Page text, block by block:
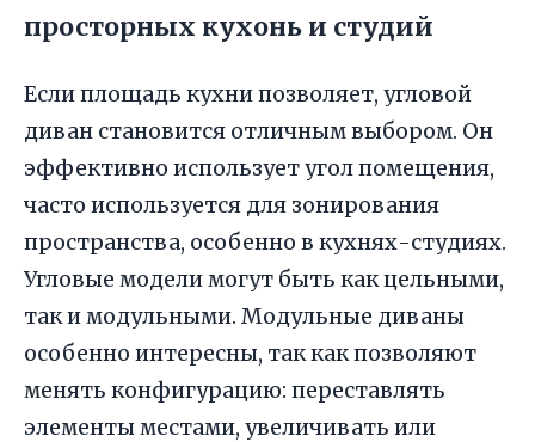
просторных кухонь и студий
Если площадь кухни позволяет, угловой
диван становится отличным выбором. Он
эффективно использует угол помещения,
часто используется для зонирования
пространства, особенно в кухнях-студиях.
Угловые модели могут быть как цельными,
так и модульными. Модульные диваны
особенно интересны, так как позволяют
менять конфигурацию: переставлять
элементы местами, увеличивать или